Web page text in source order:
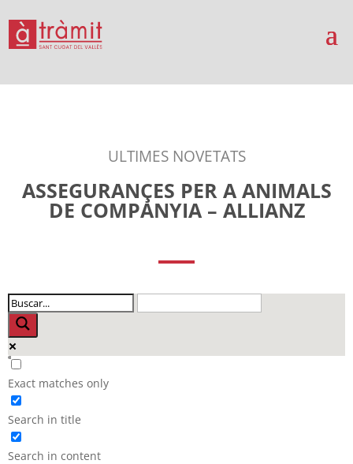
ULTIMES NOVETATS
ASSEGURANÇES PER A ANIMALS
DE COMPANYIA – ALLIANZ
Exact matches only
Search in title
Search in content